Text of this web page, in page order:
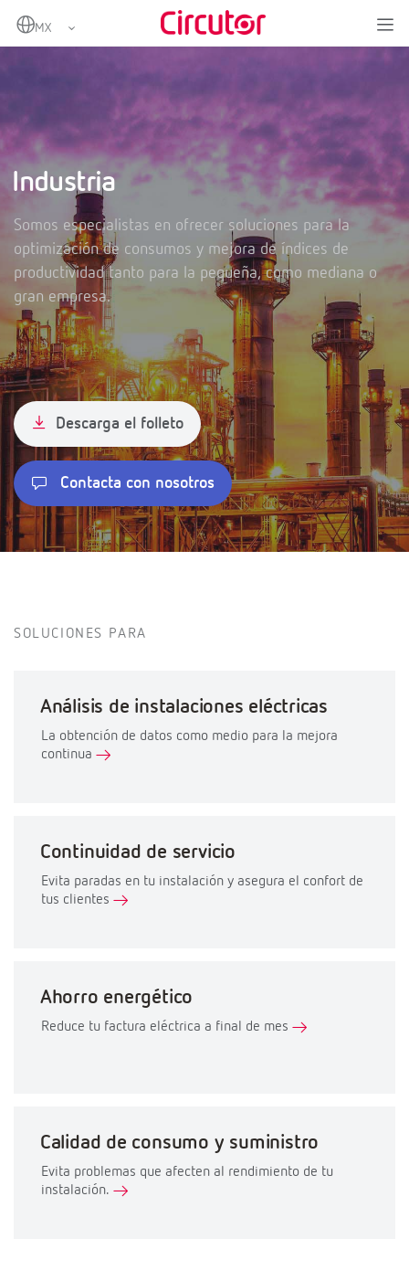
Home Industria
Industria
Somos especialistas en ofrecer soluciones para la
optimización de consumos y mejora de índices de
productividad tanto para la pequeña, como mediana o
gran empresa.
Descarga el folleto
Contacta con nosotros
SOLUCIONES PARA
Análisis de instalaciones eléctricas
La obtención de datos como medio para la mejora
continua
Continuidad de servicio
Evita paradas en tu instalación y asegura el confort de
tus clientes
Ahorro energético
Reduce tu factura eléctrica a final de mes
Calidad de consumo y suministro
Evita problemas que afecten al rendimiento de tu
instalación.